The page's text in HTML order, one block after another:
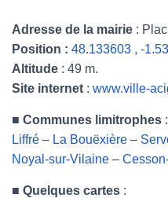
Adresse de la mairie :
Position : 48.133603 , -
Altitude : 49 m.
Site internet : www.ville-
■ Communes limitrophes :
Liffré – La Bouëxière –
Noyal-sur-Vilaine –
■ Quelques cartes :